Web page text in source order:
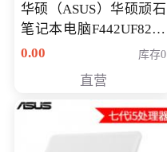
华硕（ASUS）华硕顽石
笔记本电脑F442UF8250
八代独显轻薄办公商务
0.00 库存0
直营